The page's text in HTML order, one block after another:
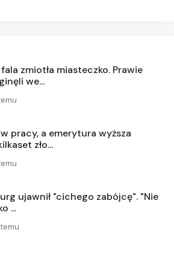
zmiotła miasteczko. Prawie
we...
w pracy, a emerytura wyższa
zło...
ujawnił "cichego zabójcę". "Nie
...